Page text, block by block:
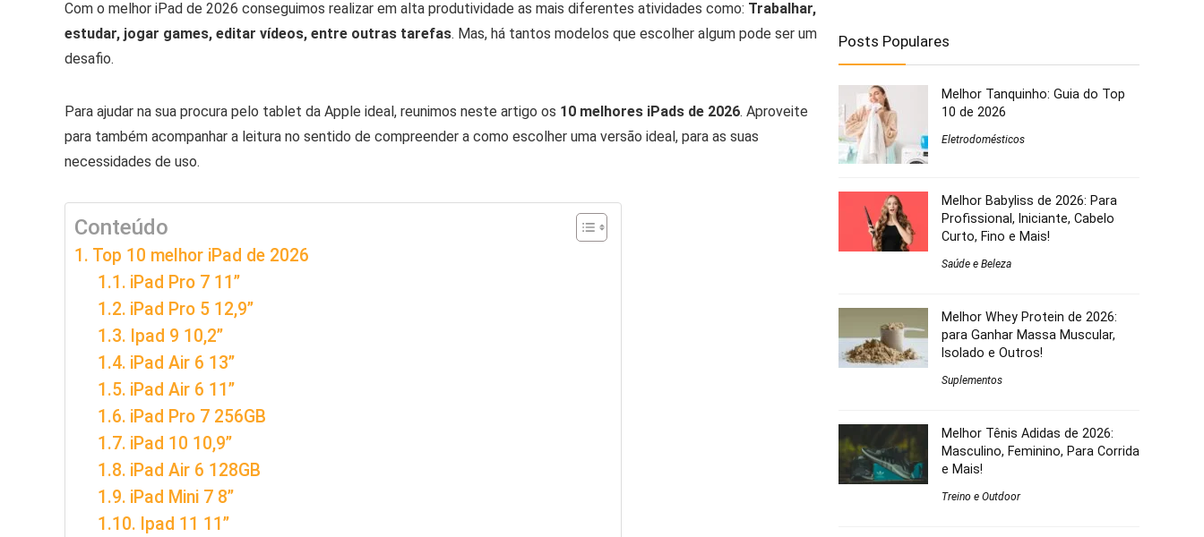
Com o melhor iPad de 2026 conseguimos realizar em alta produtividade as mais diferentes atividades como: Trabalhar,
estudar, jogar games, editar vídeos, entre outras tarefas. Mas, há tantos modelos que escolher algum pode ser um
desafio.
Para ajudar na sua procura pelo tablet da Apple ideal, reunimos neste artigo os 10 melhores iPads de 2026. Aproveite
para também acompanhar a leitura no sentido de compreender a como escolher uma versão ideal, para as suas
necessidades de uso.
Conteúdo
Top 10 melhor iPad de 2026
iPad Pro 7 11”
iPad Pro 5 12,9”
Ipad 9 10,2”
iPad Air 6 13”
iPad Air 6 11”
iPad Pro 7 256GB
iPad 10 10,9”
iPad Air 6 128GB
iPad Mini 7 8”
Ipad 11 11”
Posts Populares
Melhor Tanquinho: Guia do Top
10 de 2026
Eletrodomésticos
Melhor Babyliss de 2026: Para
Profissional, Iniciante, Cabelo
Curto, Fino e Mais!
Saúde e Beleza
Melhor Whey Protein de 2026:
para Ganhar Massa Muscular,
Isolado e Outros!
Suplementos
Melhor Tênis Adidas de 2026:
Masculino, Feminino, Para Corrida
e Mais!
Treino e Outdoor